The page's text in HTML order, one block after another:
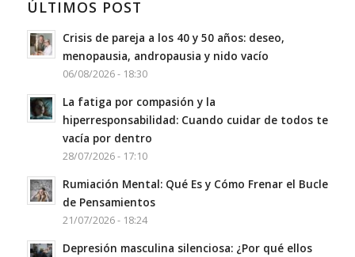
ÚLTIMOS POST
Crisis de pareja a los 40 y 50 años: deseo,
menopausia, andropausia y nido vacío
06/08/2026 - 18:30
La fatiga por compasión y la
hiperresponsabilidad: Cuando cuidar de todos te
vacía por dentro
28/07/2026 - 17:10
Rumiación Mental: Qué Es y Cómo Frenar el Bucle
de Pensamientos
21/07/2026 - 18:24
Depresión masculina silenciosa: ¿Por qué ellos